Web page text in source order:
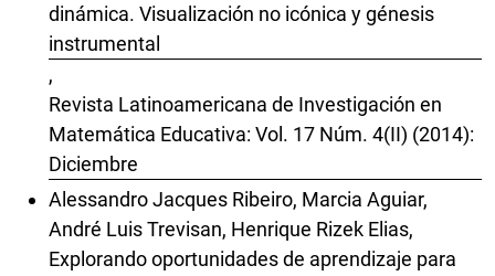
dinámica. Visualización no icónica y génesis
instrumental
,
Revista Latinoamericana de Investigación en
Matemática Educativa: Vol. 17 Núm. 4(II) (2014):
Diciembre
Alessandro Jacques Ribeiro, Marcia Aguiar,
André Luis Trevisan, Henrique Rizek Elias,
Explorando oportunidades de aprendizaje para